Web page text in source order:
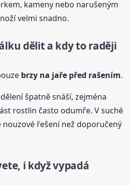
kameny nebo narušeným
velmi snadno.
dělit a kdy to raději
brzy na jaře před rašením.
špatně snáší, zejména
rostlin často odumře. V suché
nouzové řešení než doporučený
i když vypadá